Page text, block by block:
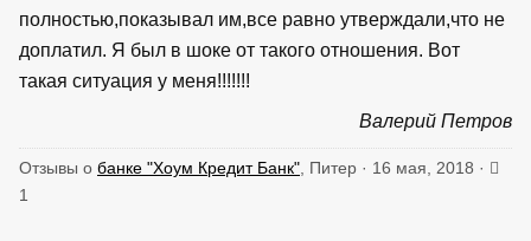
полностью,показывал им,все равно утверждали,что не
доплатил. Я был в шоке от такого отношения. Вот
такая ситуация у меня!!!!!!!
Валерий Петров
Отзывы о банке "Хоум Кредит Банк" , Питер · 16 мая, 2018 ·
1